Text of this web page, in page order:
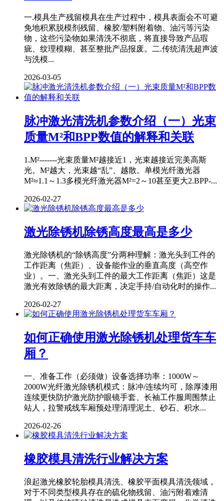
一.模具生产残留模具在生产过程中，模具表面会不可避
免地积累脱模剂残留、橡胶/塑料附着物、油污等污染
物，这些污染物如果清洗不彻底，将直接导致产品瑕
疵、纹理模糊、甚至整批产品报废。二.传统清洗超声波
与洗模...
2026-03-05
脉冲激光清洗机参数介绍（一）光束
质量M²和BPP数值的解释和关联
1.M²-------光束质量M²越接近1，光束越接近完美高斯
光。M²越大，光束越“乱”、越散。单模光纤激光器
M²≈1.1～1.3多模光纤激光器M²=2～10甚至更大2.BPP-...
2026-02-27
激光除锈机除锈高度最高是多少
激光除锈机的“除锈高度”分两种理解：激光头到工件的
工作距离（焦距）、设备能作业的垂直高度（高空作
业）。一、激光头到工件的最大工作距离（焦距）这是
激光有效除锈的最大距离，决定手持/自动化时的操作...
2026-02-27
如何正确使用激光除锈机处理货车车
厢？
一、准备工作（必须做）设备选择功率：1000W～
2000W光纤激光除锈机模式：脉冲/连续均可，除厚漆用
连续更快防护激光防护眼镜手套、长袖工作服周围禁止
站人，拉警戒线车厢预处理清理泥土、砂石、积水...
2026-02-26
橡胶模具清洗行业解决方案
浪起激光橡胶轮胎模具清洗、橡胶平面模具清洗领域，
对于不同类型模具存在的硫化物残留、油污附着难清